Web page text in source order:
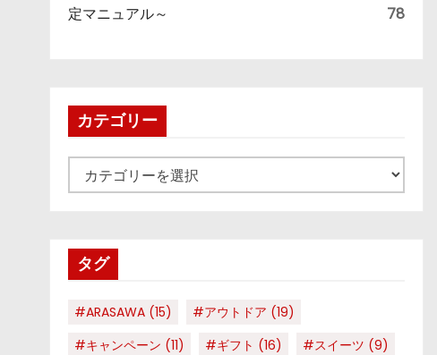
定マニュアル～
78
カテゴリー
テ
ータグ
#ARASAWA (15) #アウトドア (19)
#キャンペーン (11) #ギフト (16) #スイーツ (9)